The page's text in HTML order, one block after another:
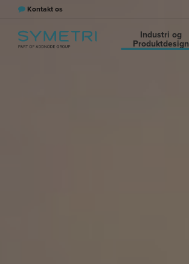
Kontakt os
Industri og
Produktdesign